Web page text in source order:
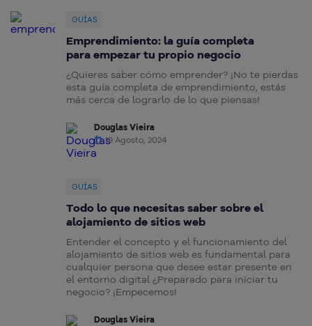
GUÍAS
Emprendimiento: la guía completa
para empezar tu propio negocio
¿Quieres saber cómo emprender? ¡No te pierdas
esta guía completa de emprendimiento, estás
más cerca de lograrlo de lo que piensas!
Douglas Vieira
19 Agosto, 2024
GUÍAS
Todo lo que necesitas saber sobre el
alojamiento de sitios web
Entender el concepto y el funcionamiento del
alojamiento de sitios web es fundamental para
cualquier persona que desee estar presente en
el entorno digital ¿Preparado para iniciar tu
negocio? ¡Empecemos!
Douglas Vieira